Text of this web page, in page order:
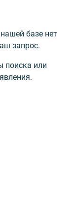
базе нет
запрос.
поиска или